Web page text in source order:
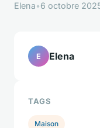
Elena•6 octobre
E Elena
TAGS
Maison